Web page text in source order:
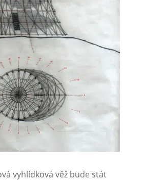
vyhlídková věž bude stát